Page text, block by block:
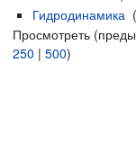
Гидродинамика (
Просмотреть
250 | 500)